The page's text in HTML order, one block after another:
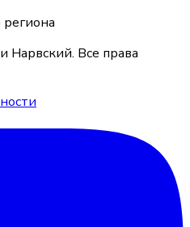
региона
Нарвский. Все права